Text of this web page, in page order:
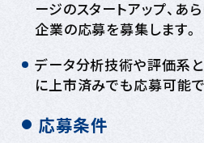
ージのスタートアップ、あ
企業の応募を募集します。
データ分析技術や評価系
に上市済みでも応募可能で
応募条件